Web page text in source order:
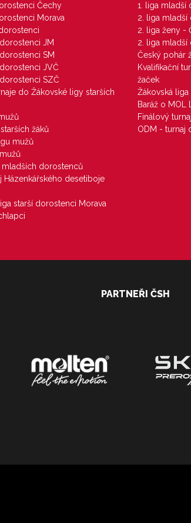
Čechy
Morava
JM
SM
JVČ
SZČ
do Žákovské ligy starších
žáků
mužů
mladších dorostenců
Házenkářského desetiboje
starší dorostenci Morava
1. liga mladší
2. liga
2. liga ženy -
2. liga mladší
Český pohár
Kvalifikační
žaček
Žákovská
Baráž o MOL
Finálový
ODM - turnaj
PARTNEŘI ČSH